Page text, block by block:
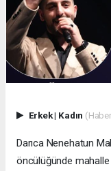
Erkek| Kadın
Darıca Nenehatun
öncülüğünde